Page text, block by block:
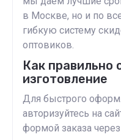
в Москве, но и по
гибкую систему
оптовиков.
Как правильно
изготовление
Для быстрого
авторизуйтесь на
формой заказа